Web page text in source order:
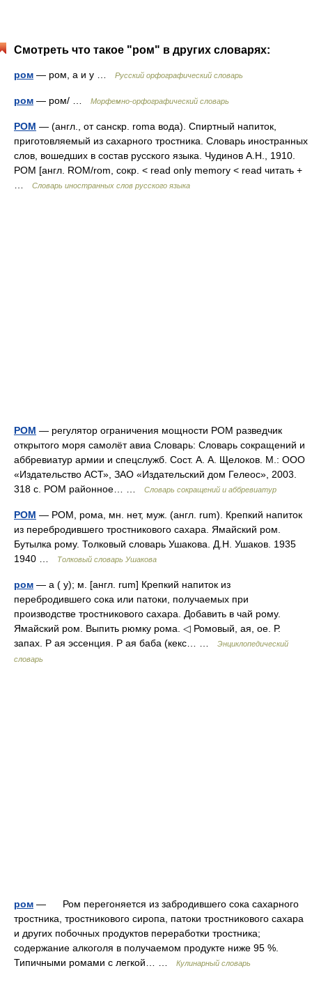
Смотреть что такое "ром" в других словарях:
ром — ром, а и у … Русский орфографический словарь
ром — ром/ … Морфемно-орфографический словарь
РОМ — (англ., от санскр. roma вода). Спиртный напиток,
приготовляемый из сахарного тростника. Словарь иностранных
слов, вошедших в состав русского языка. Чудинов А.Н., 1910.
РОМ [англ. ROM/rom, сокр. < read only memory < read читать +
Словарь иностранных слов русского языка
РОМ — регулятор ограничения мощности РОМ разведчик
открытого моря самолёт авиа Словарь: Словарь сокращений и
аббревиатур армии и спецслужб. Сост. А. А. Щелоков. М.: ООО
«Издательство АСТ», ЗАО «Издательский дом Гелеос», 2003.
318 с. РОМ районное… …
Словарь сокращений и аббревиатур
РОМ — РОМ, рома, мн. нет, муж. (англ. rum). Крепкий напиток
из перебродившего тростникового сахара. Ямайский ром.
Бутылка рому. Толковый словарь Ушакова. Д.Н. Ушаков. 1935
1940 …
Толковый словарь Ушакова
ром — а ( у); м. [англ. rum] Крепкий напиток из
перебродившего сока или патоки, получаемых при
производстве тростникового сахара. Добавить в чай рому.
Ямайский ром. Выпить рюмку рома. ◁ Ромовый, ая, ое. Р.
запах. Р ая эссенция. Р ая баба (кекс… …
Энциклопедический
словарь
ром — Ром перегоняется из забродившего сока сахарного
тростника, тростникового сиропа, патоки тростникового сахара
и других побочных продуктов переработки тростника;
содержание алкоголя в получаемом продукте ниже 95 %.
Типичными ромами с легкой… …
Кулинарный словарь